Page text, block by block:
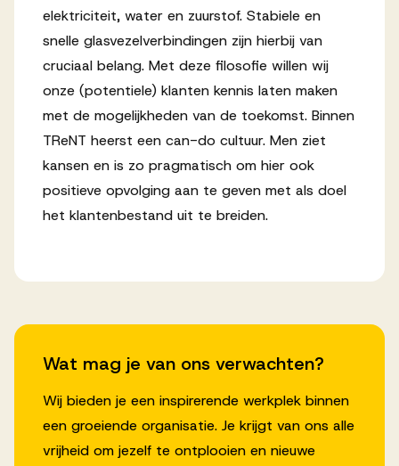
elektriciteit, water en zuurstof. Stabiele en
snelle glasvezelverbindingen zijn hierbij van
cruciaal belang. Met deze filosofie willen wij
onze (potentiele) klanten kennis laten maken
met de mogelijkheden van de toekomst. Binnen
TReNT heerst een can-do cultuur. Men ziet
kansen en is zo pragmatisch om hier ook
positieve opvolging aan te geven met als doel
het klantenbestand uit te breiden.
Wat mag je van ons verwachten?
Wij bieden je een inspirerende werkplek binnen
een groeiende organisatie. Je krijgt van ons alle
vrijheid om jezelf te ontplooien en nieuwe